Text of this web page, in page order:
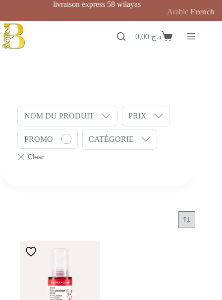
contenu
livraison express 58 wilayas
Panierد.ج
NOM DU PRODUIT PRIX
PROMO CATÉGORIE
Arabic French